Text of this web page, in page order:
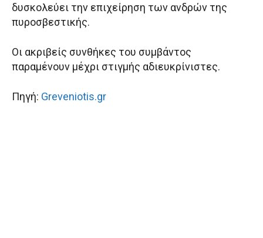
δυσκολεύει την επιχείρηση των ανδρών της
πυροσβεστικής.
Οι ακριβείς συνθήκες του συμβάντος
παραμένουν μέχρι στιγμής αδιευκρίνιστες.
Πηγή: Greveniotis.gr